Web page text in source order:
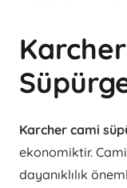
Karcher cami
ekonomiktir.
dayanıklılık